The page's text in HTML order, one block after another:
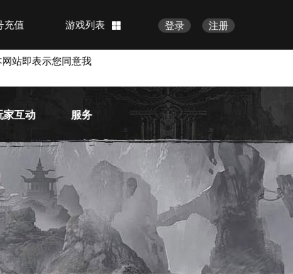
注册
登录
游戏列表
充值
站即表示您同意我
家互动 服务
方微博
常见问题
物品找回
账号安全
VIP会员